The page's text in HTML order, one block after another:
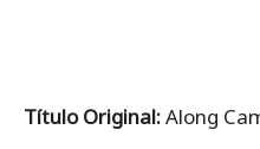
Título Original:Along